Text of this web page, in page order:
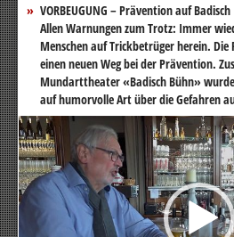
VORBEUGUNG – Prävention auf Badisch
Allen Warnungen zum Trotz: Immer
Menschen auf Trickbetrüger herein.
einen neuen Weg bei der Prävention.
Mundarttheater «Badisch Bühn»
auf humorvolle Art über die Gefahren
Video-
Player